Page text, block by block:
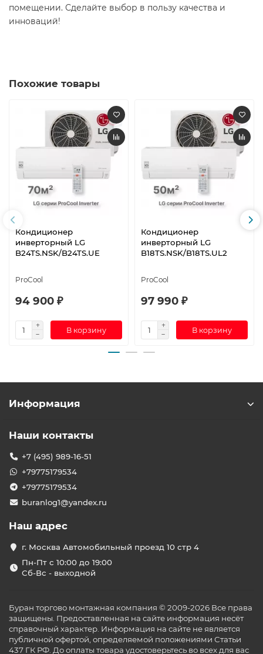
помещении. Сделайте выбор в пользу качества и
инноваций!
Похожие товары
Кондиционер
инверторный LG
B24TS.NSK/B24TS.UE
ProCool
94 900 ₽
В корзину
Кондиционер
инверторный LG
B18TS.NSK/B18TS.UL2
ProCool
97 990 ₽
В корзину
Информация
Наши контакты
+7 (495) 989-16-51
+79775179534
+79775179534
buranlog1@yandex.ru
Наш адрес
г. Москва Автомобильный проезд 10 стр 4
Пн-Пт с 10:00 до 19:00
Сб-Вс - выходной
Буран торгово монтажная компания © 2009-2026 Все права
защищены. Предоставленная на сайте информация несёт
справочный характер. Информация на сайте не является
публичной офертой, определяемой положениями Статьи
437 ГК РФ. До оплаты товара удостоверьтесь во всех для вас